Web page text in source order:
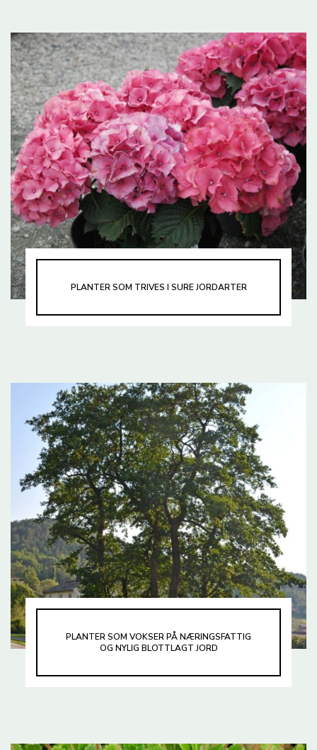
PLANTER SOM TRIVES I SURE JORDARTER
PLANTER SOM VOKSER PÅ NÆRINGSFATTIG
OG NYLIG BLOTTLAGT JORD